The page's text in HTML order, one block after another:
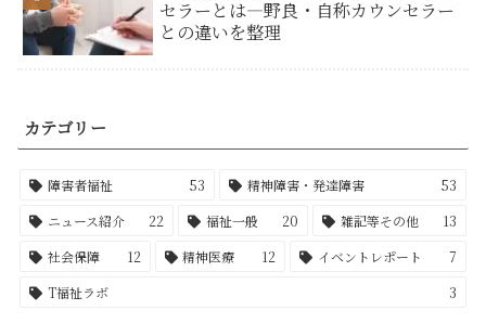
セラーとは―野良・自称カウンセラー
との違いを整理
カテゴリー
障害者福祉 53 精神障害・発達障害
53
ニュース紹介
22 福祉一般 20 雑記等その他
13
社会保障
12 精神医療 12 イベントレポート
7
T福祉ラボ
3